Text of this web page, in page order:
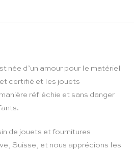
née d’un amour pour le matériel
certifié et les jouets
réfléchie et sans danger
de jouets et fournitures
Suisse, et nous apprécions les